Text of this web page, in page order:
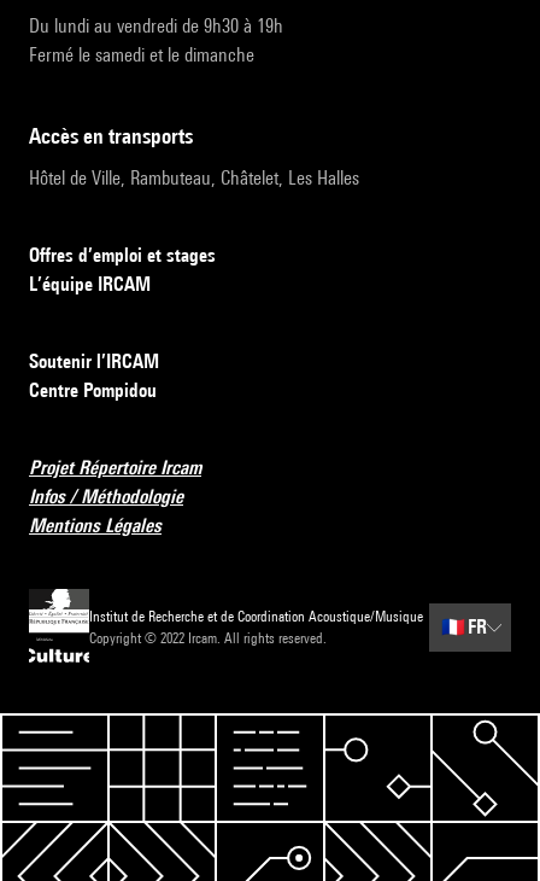
Du lundi au vendredi de 9h30 à 19h
Fermé le samedi et le dimanche
accès en transports
Hôtel de Ville, Rambuteau, Châtelet, Les Halles
Offres d’emploi et stages
L’équipe IRCAM
Soutenir l’IRCAM
Centre Pompidou
Projet Répertoire Ircam
Infos / Méthodologie
Mentions Légales
Institut de Recherche et de Coordination Acoustique/Musique
Copyright © 2022 Ircam. All rights reserved.
🇫🇷 FR